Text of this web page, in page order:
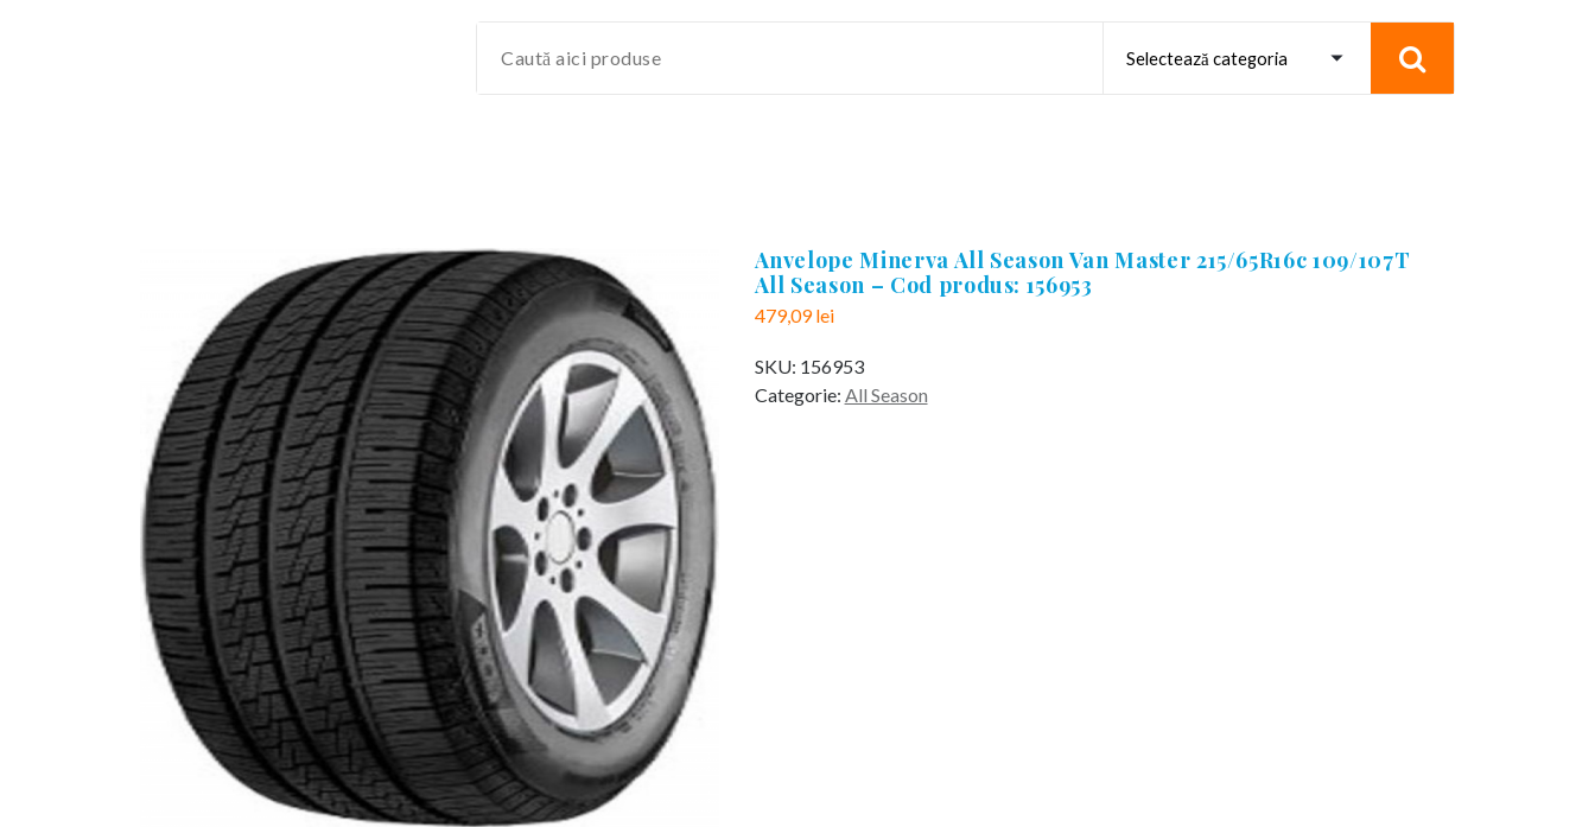
Anvelope Minerva All Season Van Master 215/65R16c 109/107T
All Season – Cod produs: 156953
479,09lei
SKU: 156953
Categorie: All Season